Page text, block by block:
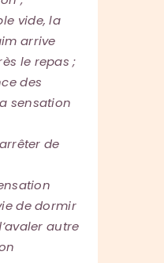
vide, la
arrive
le repas ;
des
sensation
de
de dormir
autre